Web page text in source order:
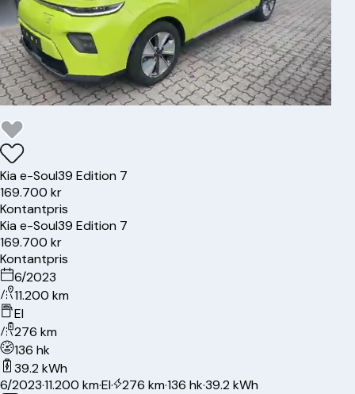
Kiae-Soul39 Edition 7
169.700 kr
Kontantpris
Kiae-Soul39 Edition 7
169.700 kr
Kontantpris
6/2023
11.200 km
El
276 km
136 hk
39.2 kWh
6/2023·11.200 km·El· 276 km·136 hk·39.2 kWh